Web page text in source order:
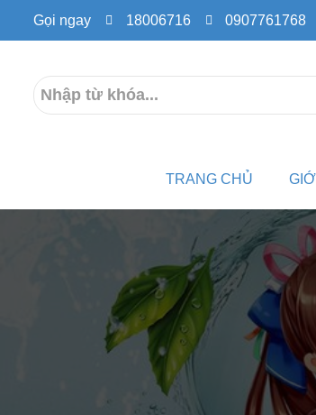
Gọi ngay 18006716 0907761768
TRANG CHỦ